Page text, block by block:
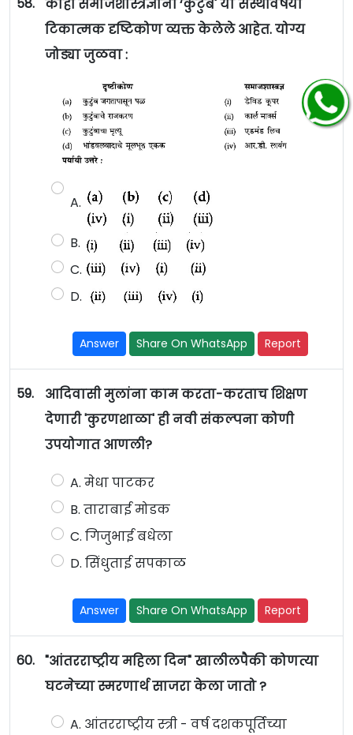
काही समाजशास्त्रज्ञांनी ‘कुटुंब' या संस्थेविषयी
टिकात्मक दृष्टिकोण व्यक्त केलेले आहेत. योग्य
जोड्या जुळवा :
A.
B.
C.
D.
Answer Share On WhatsApp Report
59.
आदिवासी मुलांना काम करता-करताच शिक्षण
देणारी 'कुरणशाळा' ही नवी संकल्पना कोणी
उपयोगात आणली?
A. मेधा पाटकर
B. ताराबाई मोडक
C. गिजुभाई बधेला
D. सिंधुताई सपकाळ
Answer Share On WhatsApp Report
60. "आंतरराष्ट्रीय महिला दिन" खालीलपैकी कोणत्या
घटनेच्या स्मरणार्थ साजरा केला जातो ?
A. आंतरराष्ट्रीय स्त्री - वर्ष दशकपूर्तिच्या